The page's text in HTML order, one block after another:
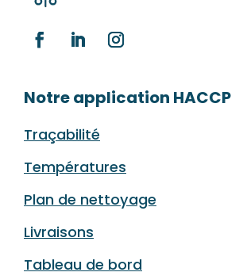
Notre application HACCP
Traçabilité
Températures
Plan de nettoyage
Livraisons
Tableau de bord